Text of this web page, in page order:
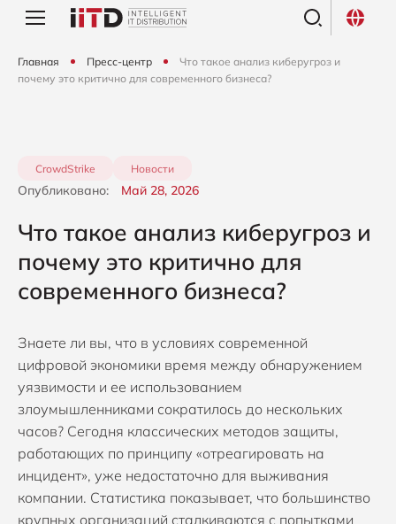
Главная Пресс-центр
Что такое анализ киберугроз и
почему это критично для современного бизнеса?
CrowdStrike Новости
Опубликовано: Май 28, 2026
Что такое анализ киберугроз и
почему это критично для
современного бизнеса?
Знаете ли вы, что в условиях современной
цифровой экономики время между обнаружением
уязвимости и ее использованием
злоумышленниками сократилось до нескольких
часов? Сегодня классических методов защиты,
работающих по принципу «отреагировать на
инцидент», уже недостаточно для выживания
компании. Статистика показывает, что большинство
крупных организаций сталкиваются с попытками